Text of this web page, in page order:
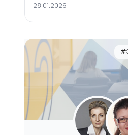
28.01.2026